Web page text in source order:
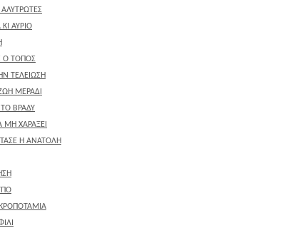
ΑΛΥΤΡΩΤΕΣ
ΑΥΡΙΟ
Ο ΤΟΠΟΣ
ΤΕΛΕΙΩΣΗ
ΜΕΡΑΔΙ
ΤΟ ΒΡΑΔΥ
ΜΗ ΧΑΡΑΞΕΙ
Η ΑΝΑΤΟΛΗ